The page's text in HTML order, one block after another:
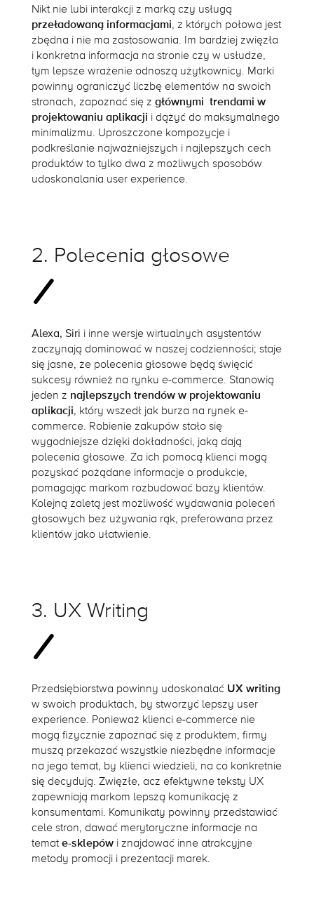
Nikt nie lubi interakcji z marką czy usługą
przeładowaną informacjami, z których połowa jest
zbędna i nie ma zastosowania. Im bardziej zwięzła
i konkretna informacja na stronie czy w usłudze,
tym lepsze wrażenie odnoszą użytkownicy. Marki
powinny ograniczyć liczbę elementów na swoich
stronach, zapoznać się z głównymi trendami w
projektowaniu aplikacji i dążyć do maksymalnego
minimalizmu. Uproszczone kompozycje i
podkreślanie najważniejszych i najlepszych cech
produktów to tylko dwa z możliwych sposobów
udoskonalania user experience.
2. Polecenia głosowe
Alexa, Siri i inne wersje wirtualnych asystentów
zaczynają dominować w naszej codzienności; staje
się jasne, że polecenia głosowe będą święcić
sukcesy również na rynku e-commerce. Stanowią
jeden z najlepszych trendów w projektowaniu
aplikacji, który wszedł jak burza na rynek e-
commerce. Robienie zakupów stało się
wygodniejsze dzięki dokładności, jaką dają
polecenia głosowe. Za ich pomocą klienci mogą
pozyskać pożądane informacje o produkcie,
pomagając markom rozbudować bazy klientów.
Kolejną zaletą jest możliwość wydawania poleceń
głosowych bez używania rąk, preferowana przez
klientów jako ułatwienie.
3. UX Writing
Przedsiębiorstwa powinny udoskonalać UX writing
w swoich produktach, by stworzyć lepszy user
experience. Ponieważ klienci e-commerce nie
mogą fizycznie zapoznać się z produktem, firmy
muszą przekazać wszystkie niezbędne informacje
na jego temat, by klienci wiedzieli, na co konkretnie
się decydują. Zwięzłe, acz efektywne teksty UX
zapewniają markom lepszą komunikację z
konsumentami. Komunikaty powinny przedstawiać
cele stron, dawać merytoryczne informacje na
temate-sklepówi znajdować inne atrakcyjne
metody promocji i prezentacji marek.